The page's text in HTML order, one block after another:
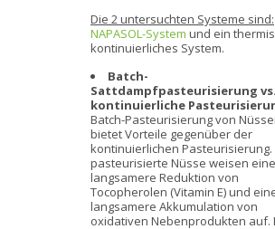
Die 2 untersuchten Systeme sind:
NAPASOL-System und ein
kontinuierliches System.
Batch-
Sattdampfpasteurisierung vs.
kontinuierliche
Batch-Pasteurisierung von
bietet Vorteile gegenüber der
kontinuierlichen Pasteurisierung.
pasteurisierte Nüsse weisen eine
langsamere Reduktion von
Tocopherolen (Vitamin E) und
langsamere Akkumulation von
oxidativen Nebenprodukten auf.